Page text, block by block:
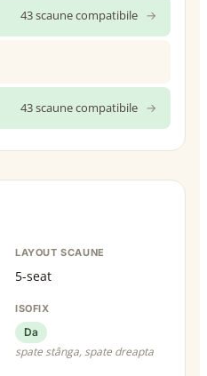
43 scaune compatibile →
43 scaune compatibile →
LAYOUT SCAUNE
5-seat
ISOFIX
Da
spate stânga, spate dreapta